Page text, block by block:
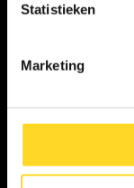
Statistieken
Marketing